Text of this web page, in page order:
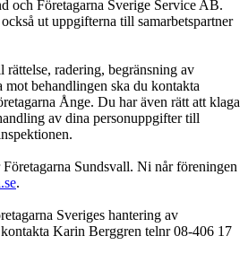
och Företagarna Sverige Service AB.
ut uppgifterna till samarbetspartner
radering, begränsning av
behandlingen ska du kontakta
Ånge. Du har även rätt att klaga
av dina personuppgifter till
Sundsvall. Ni når föreningen
.
Sveriges hantering av
Karin Berggren telnr 08-406 17